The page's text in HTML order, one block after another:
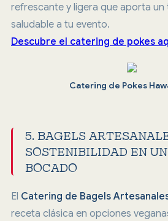
refrescante y ligera que aporta
saludable a tu evento.
Descubre el catering de pokes
Catering de Pokes
5. BAGELS
SOSTENIBILIDAD EN
BOCADO
El Catering de Bagels
receta clásica en opciones